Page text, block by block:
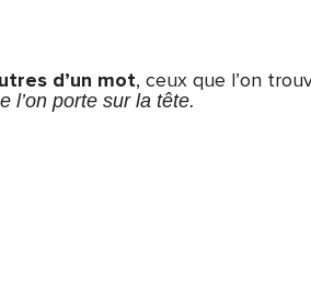
d’un mot, ceux que l’on
porte sur la tête.